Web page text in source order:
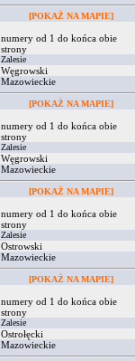
[POKAŻ NA MAPIE]
numery od 1 do końca obie
strony
Zalesie
Węgrowski
Mazowieckie
[POKAŻ NA MAPIE]
numery od 1 do końca obie
strony
Zalesie
Węgrowski
Mazowieckie
[POKAŻ NA MAPIE]
numery od 1 do końca obie
strony
Zalesie
Ostrowski
Mazowieckie
[POKAŻ NA MAPIE]
numery od 1 do końca obie
strony
Zalesie
Ostrołęcki
Mazowieckie